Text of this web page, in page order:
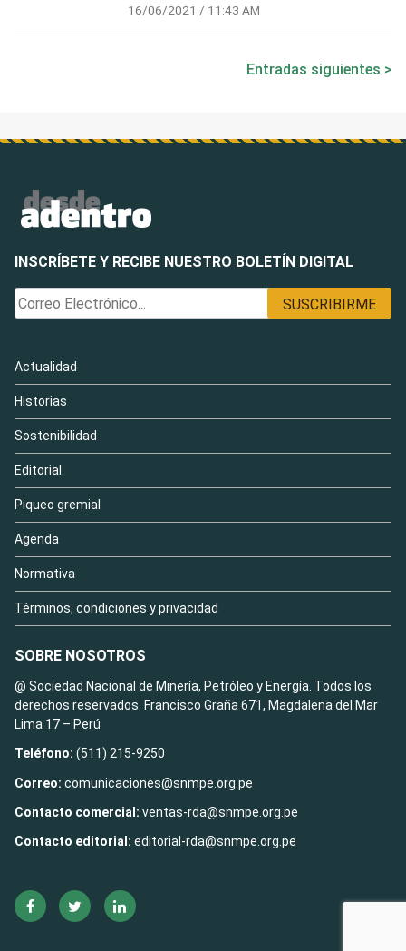
16/06/2021 / 11:43 AM
Entradas siguientes
INSCRÍBETE Y RECIBE NUESTRO BOLETÍN DIGITAL
Actualidad
Historias
Sostenibilidad
Editorial
Piqueo gremial
Agenda
Normativa
Términos, condiciones y privacidad
SOBRE NOSOTROS
@ Sociedad Nacional de Minería, Petróleo y Energía. Todos los
derechos reservados. Francisco Graña 671, Magdalena del Mar
Lima 17 – Perú
Teléfono: (511) 215-9250
Correo: comunicaciones@snmpe.org.pe
Contacto comercial: ventas-rda@snmpe.org.pe
Contacto editorial: editorial-rda@snmpe.org.pe